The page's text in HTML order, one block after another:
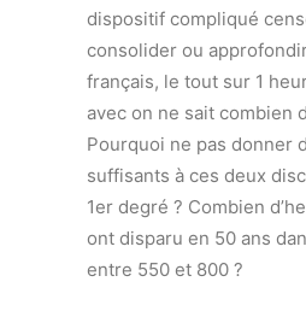
dispositif compliqué
consolider ou
français, le tout sur 1
avec on ne sait combien
Pourquoi ne pas donner
suffisants à ces deux
1er degré ? Combien
ont disparu en 50 ans
entre 550 et 800 ?